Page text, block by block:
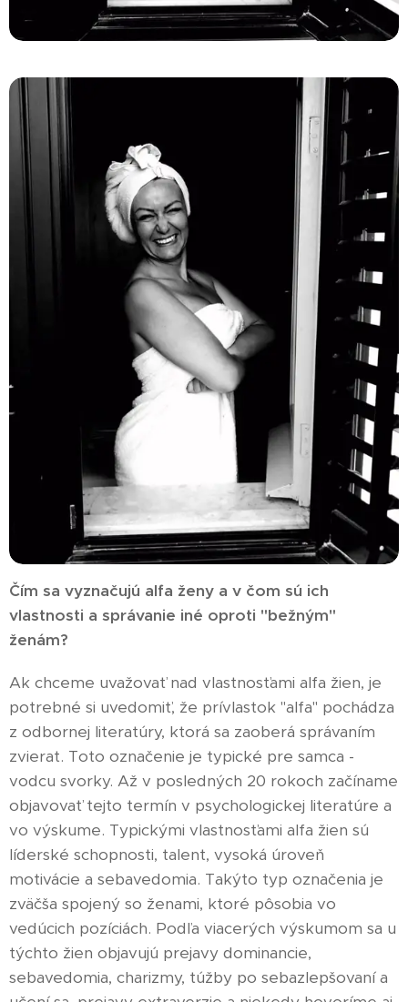
Čím sa vyznačujú alfa ženy a v čom sú ich
vlastnosti a správanie iné oproti "bežným"
ženám?
Ak chceme uvažovať nad vlastnosťami alfa žien, je
potrebné si uvedomiť, že prívlastok "alfa" pochádza
z odbornej literatúry, ktorá sa zaoberá správaním
zvierat. Toto označenie je typické pre samca -
vodcu svorky. Až v posledných 20 rokoch začíname
objavovať tejto termín v psychologickej literatúre a
vo výskume. Typickými vlastnosťami alfa žien sú
líderské schopnosti, talent, vysoká úroveň
motivácie a sebavedomia. Takýto typ označenia je
zväčša spojený so ženami, ktoré pôsobia vo
vedúcich pozíciách. Podľa viacerých výskumom sa u
týchto žien objavujú prejavy dominancie,
sebavedomia, charizmy, túžby po sebazlepšovaní a